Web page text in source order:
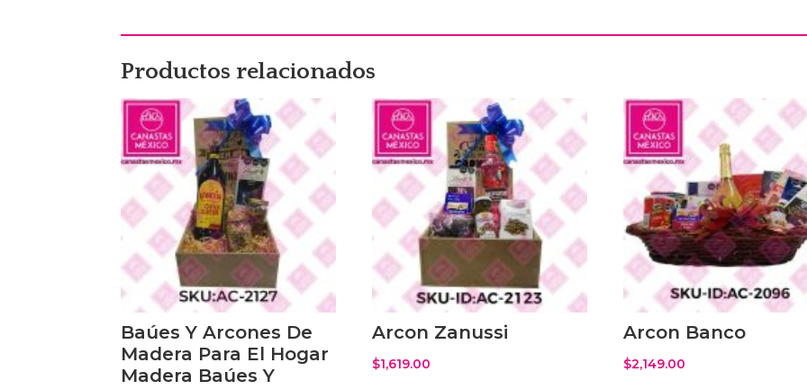
Productos relacionados
Baúes Y Arcones De
Madera Para El Hogar
Madera Baúes Y
Arcon Zanussi
$1,619.00
Arcon Banco
$2,149.00